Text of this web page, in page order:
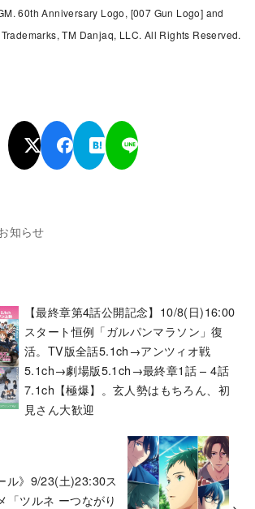
60th Anniversary Logo, [007 Gun Logo] and
TM Danjaq, LLC. All Rights Reserved.
知らせ
【最終章第4話公開記念】10/8(日)16:00
スタート恒例「ガルパンマラソン」復
活。TV版全話5.1ch→アンツィオ戦
5.1ch→劇場版5.1ch→最終章1話 – 4話
7.1ch【極爆】。玄人勢はもちろん、初
見さん大歓迎
ル》9/23(土)23:30ス
「ツルネ ーつながり